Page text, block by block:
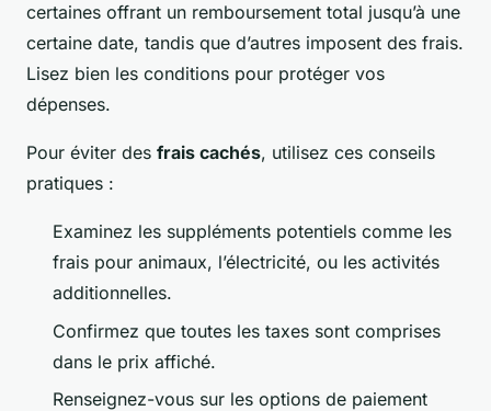
certaines offrant un remboursement total jusqu’à une
certaine date, tandis que d’autres imposent des frais.
Lisez bien les conditions pour protéger vos
dépenses.
Pour éviter des frais cachés, utilisez ces conseils
pratiques :
Examinez les suppléments potentiels comme les
frais pour animaux, l’électricité, ou les activités
additionnelles.
Confirmez que toutes les taxes sont comprises
dans le prix affiché.
Renseignez-vous sur les options de paiement